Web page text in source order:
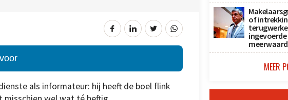
als informateur: hij heeft de boel flink
of
ingevoerde
MEER